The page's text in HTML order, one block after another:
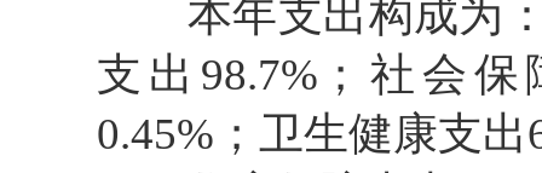
本年支出构成为：
支出98.7%；社会
0.45%；卫生健康支